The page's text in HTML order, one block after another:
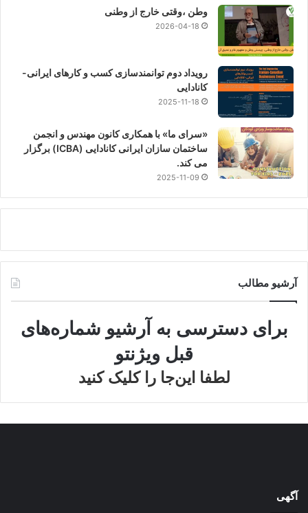
وطن ،وقتی خارج از وطنی
2026-04-18
رویداد دوم توانمندسازی کسب و کارهای ایرانی-
کانادایی
2025-11-18
«سرای ما» با همکاری کانون مهندس و انجمن
ساختمان سازان ایرانی کانادایی (ICBA) برگزار
می کند.
2025-11-09
آرشیو مطالب
برای دسترسی به آرشیو شماره‌های
قبل ویژنتو
لطفا این‌جا را کلیک کنید
آگهی